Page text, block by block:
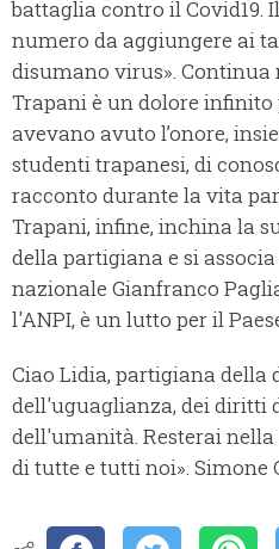
battaglia contro il Covid19.
numero da aggiungere ai
disumano virus». Continua
Trapani è un dolore
avevano avuto l’onore,
studenti trapanesi, di
racconto durante la vita
Trapani, infine, inchina la
della partigiana e si
nazionale Gianfranco
l'ANPI, è un lutto per il
Ciao Lidia, partigiana della
dell'uguaglianza, dei diritti
dell'umanità. Resterai
di tutte e tutti noi». Simone